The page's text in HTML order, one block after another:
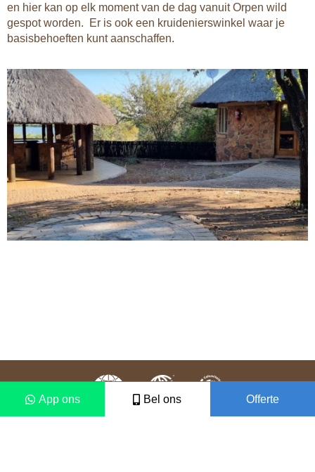
en hier kan op elk moment van de dag vanuit Orpen wild
gespot worden. Er is ook een kruidenierswinkel waar je
basisbehoeften kunt aanschaffen.
App ons Bel ons Offerte